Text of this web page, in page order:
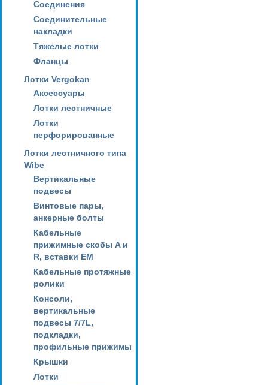
Соединения
Соединительные
накладки
Тяжелые лотки
Фланцы
Лотки Vergokan
Аксессуары
Лотки лестничные
Лотки
перфорированные
Лотки лестничного типа
Wibe
Вертикальные
подвесы
Винтовые пары,
анкерные болты
Кабельные
прижимные скобы A и
R, вставки EM
Кабельные протяжные
ролики
Консоли,
вертикальные
подвесы 7/7L,
подкладки,
профильные прижимы
Крышки
Лотки